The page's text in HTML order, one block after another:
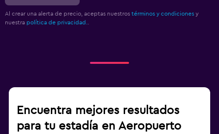
Al crear una alerta de precio, aceptas nuestros términos y condiciones y
nuestra política de privacidad..
Encuentra mejores resultados
para tu estadía en Aeropuerto